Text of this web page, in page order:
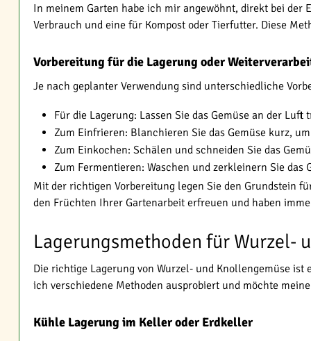
In meinem Garten habe ich mir angewöhnt, direkt bei
Verbrauch und eine für Kompost oder Tierfutter. Diese
Vorbereitung für die Lagerung oder
Je nach geplanter Verwendung sind unterschiedliche
Für die Lagerung: Lassen Sie das Gemüse an der
Zum Einfrieren: Blanchieren Sie das Gemüse kurz,
Zum Einkochen: Schälen und schneiden Sie das
Zum Fermentieren: Waschen und zerkleinern Sie das
Mit der richtigen Vorbereitung legen Sie den Grundstein
den Früchten Ihrer Gartenarbeit erfreuen und haben
Lagerungsmethoden für Wurzel-
Die richtige Lagerung von Wurzel- und Knollengemüse
ich verschiedene Methoden ausprobiert und möchte
Kühle Lagerung im Keller oder Erdkeller